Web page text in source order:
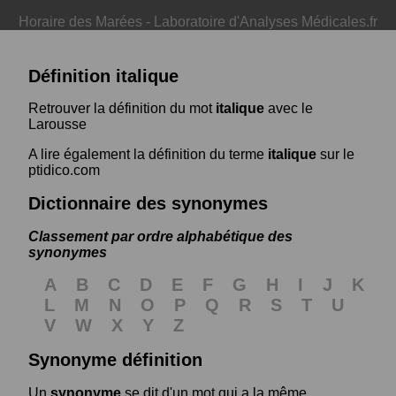
Horaire des Marées - Laboratoire d'Analyses Médicales.fr
Définition italique
Retrouver la définition du mot italique avec le
Larousse
A lire également la définition du terme italique sur le
ptidico.com
Dictionnaire des synonymes
Classement par ordre alphabétique des
synonymes
A B C D E F G H I J
K
L
M N O P Q R S T
U
V
W X Y
Z
Synonyme définition
Un synonyme se dit d'un mot qui a la même